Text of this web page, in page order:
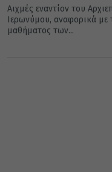
Αιχμές εναντίον του
Ιερωνύμου, αναφορικά με
μαθήματος των...